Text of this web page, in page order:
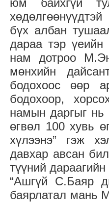
юм байхгүй
бүх албан
дараа тэр
нам дотроо
мөнхийн
бодохоос өөр
бодохоор,
намын даргыг
өгвөл 100 хувь
хүлээнэ” гэж
давхар авсан
түүний
“Ашгүй С.Баяр
баярлатал мань